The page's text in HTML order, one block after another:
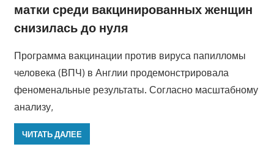
матки среди вакцинированных женщин
снизилась до нуля
Программа вакцинации против вируса папилломы
человека (ВПЧ) в Англии продемонстрировала
феноменальные результаты. Согласно масштабному
анализу,
ЧИТАТЬ ДАЛЕЕ